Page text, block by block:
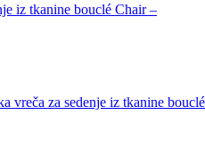
iz tkanine bouclé Chair –
vreča za sedenje iz tkanine bouclé